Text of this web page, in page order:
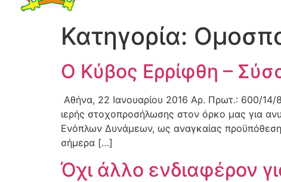
Κατηγορία:
Ο Κύβος Ερρίφθη –
Αθήνα, 22 Ιανουαρίου 2016 Αρ. Πρωτ.: 600/
ιερής στοχοπροσήλωσης στον όρκο μας για
Ενόπλων Δυνάμεων, ως αναγκαίας
σήμερα […]
Όχι άλλο ενδιαφέρον